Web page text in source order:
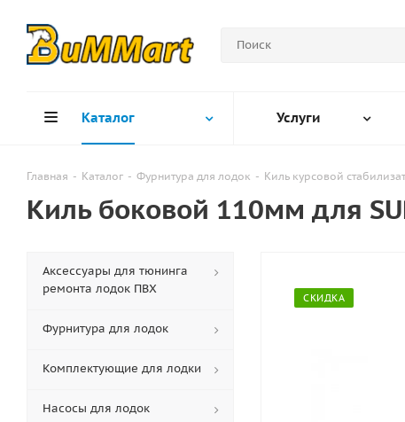
Каталог Услуги
Главная - Каталог - Фурнитура для лодок - Киль курсовой
Киль боковой 110мм для
СКИДКА
Аксессуары для тюнинга
ремонта лодок ПВХ
Фурнитура для лодок
Комплектующие для лодки
Насосы для лодок